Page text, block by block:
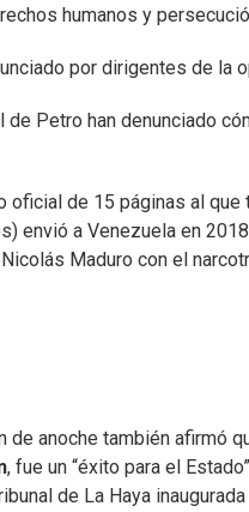
humanos y
por dirigentes de la
Petro han denunciado
oficial de 15 páginas al
envió a Venezuela en
Maduro con el
de anoche también afirmó
, fue un “éxito para el
de La Haya